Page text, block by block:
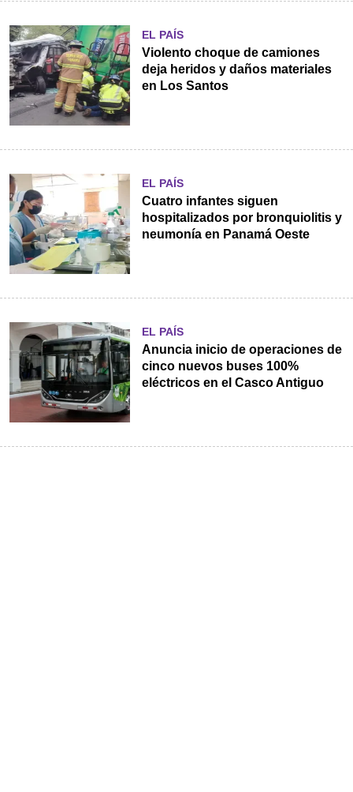
EL PAÍS
Violento choque de camiones
deja heridos y daños materiales
en Los Santos
EL PAÍS
Cuatro infantes siguen
hospitalizados por bronquiolitis y
neumonía en Panamá Oeste
EL PAÍS
Anuncia inicio de operaciones de
cinco nuevos buses 100%
eléctricos en el Casco Antiguo